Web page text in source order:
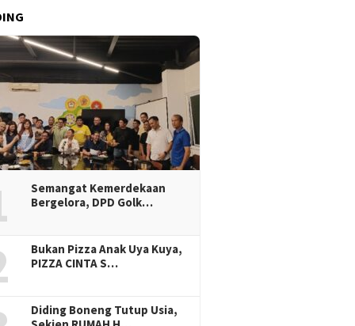
Semangat Kemerdekaan
Bergelora, DPD Golk…
Bukan Pizza Anak Uya Kuya,
PIZZA CINTA S…
Diding Boneng Tutup Usia,